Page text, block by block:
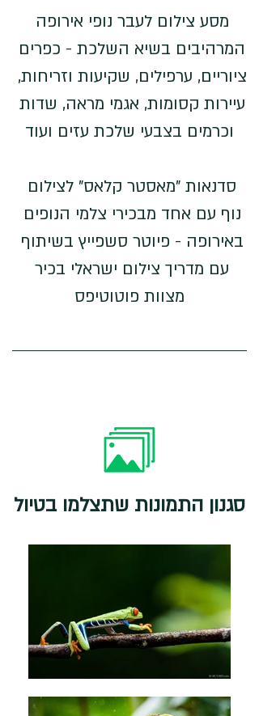
מסע צילום לעבר נופי אירופה
המרהיבים בשיא השלכת - כפרים
ציוריים, ערפילים, שקיעות וזריחות,
עיירות קסומות, אגמי מראה, שדות
וכרמים בצבעי שלכת עזים ועוד
סדנאות "מאסטר קלאס" לצילום
נוף עם אחד מבכירי צלמי הנופים
באירופה - פיוטר סשפייץ בשיתוף
עם מדריך צילום ישראלי בכיר
מצוות פוטוטיפס
סגנון התמונות שתצלמו בטיול